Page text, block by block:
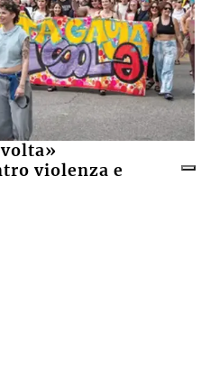
violenza e